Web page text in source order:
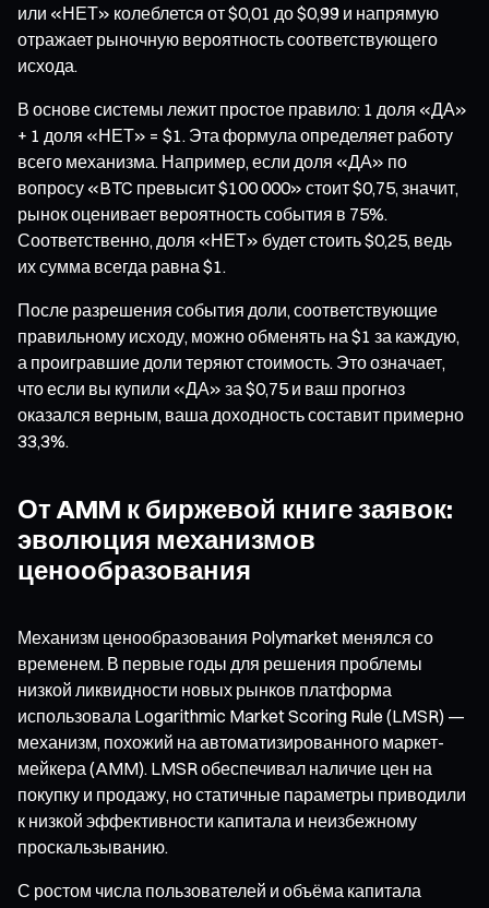
или «НЕТ» колеблется от $0,01 до $0,99 и напрямую
отражает рыночную вероятность соответствующего
исхода.
В основе системы лежит простое правило: 1 доля «ДА»
+ 1 доля «НЕТ» = $1. Эта формула определяет работу
всего механизма. Например, если доля «ДА» по
вопросу «BTC превысит $100 000» стоит $0,75, значит,
рынок оценивает вероятность события в 75%.
Соответственно, доля «НЕТ» будет стоить $0,25, ведь
их сумма всегда равна $1.
После разрешения события доли, соответствующие
правильному исходу, можно обменять на $1 за каждую,
а проигравшие доли теряют стоимость. Это означает,
что если вы купили «ДА» за $0,75 и ваш прогноз
оказался верным, ваша доходность составит примерно
33,3%.
От AMM к биржевой книге заявок:
эволюция механизмов
ценообразования
Механизм ценообразования Polymarket менялся со
временем. В первые годы для решения проблемы
низкой ликвидности новых рынков платформа
использовала Logarithmic Market Scoring Rule (LMSR) —
механизм, похожий на автоматизированного маркет-
мейкера (AMM). LMSR обеспечивал наличие цен на
покупку и продажу, но статичные параметры приводили
к низкой эффективности капитала и неизбежному
проскальзыванию.
С ростом числа пользователей и объёма капитала